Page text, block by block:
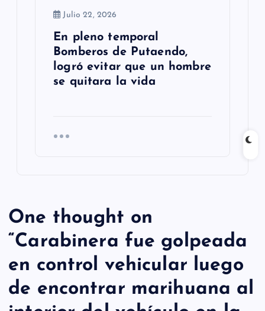
Julio 22, 2026
En pleno temporal
Bomberos de Putaendo,
logró evitar que un hombre
se quitara la vida
One thought on
“Carabinera fue golpeada
en control vehicular luego
de encontrar marihuana al